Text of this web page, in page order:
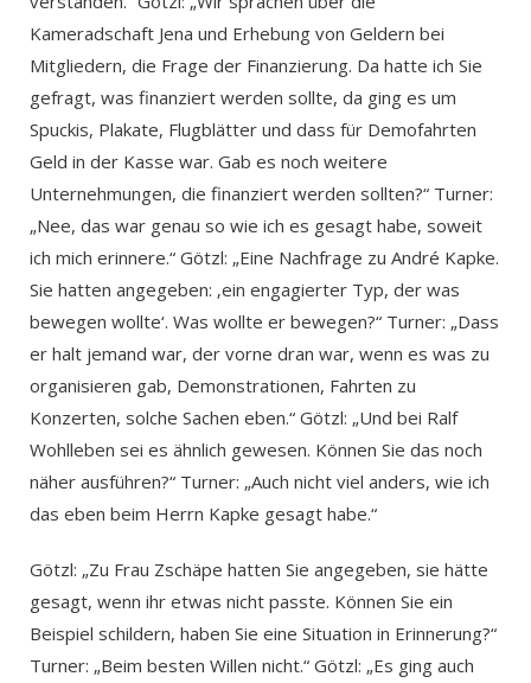
Kameradschaft Jena und Erhebung von Geldern bei
Mitgliedern, die Frage der Finanzierung. Da hatte ich Sie
gefragt, was finanziert werden sollte, da ging es um
Spuckis, Plakate, Flugblätter und dass für Demofahrten
Geld in der Kasse war. Gab es noch weitere
Unternehmungen, die finanziert werden sollten?“ Turner:
„Nee, das war genau so wie ich es gesagt habe, soweit
ich mich erinnere.“ Götzl: „Eine Nachfrage zu André Kapke.
Sie hatten angegeben: ‚ein engagierter Typ, der was
bewegen wollte‘. Was wollte er bewegen?“ Turner: „Dass
er halt jemand war, der vorne dran war, wenn es was zu
organisieren gab, Demonstrationen, Fahrten zu
Konzerten, solche Sachen eben.“ Götzl: „Und bei Ralf
Wohlleben sei es ähnlich gewesen. Können Sie das noch
näher ausführen?“ Turner: „Auch nicht viel anders, wie ich
das eben beim Herrn Kapke gesagt habe.“
Götzl: „Zu Frau Zschäpe hatten Sie angegeben, sie hätte
gesagt, wenn ihr etwas nicht passte. Können Sie ein
Beispiel schildern, haben Sie eine Situation in Erinnerung?“
Turner: „Beim besten Willen nicht.“ Götzl: „Es ging auch